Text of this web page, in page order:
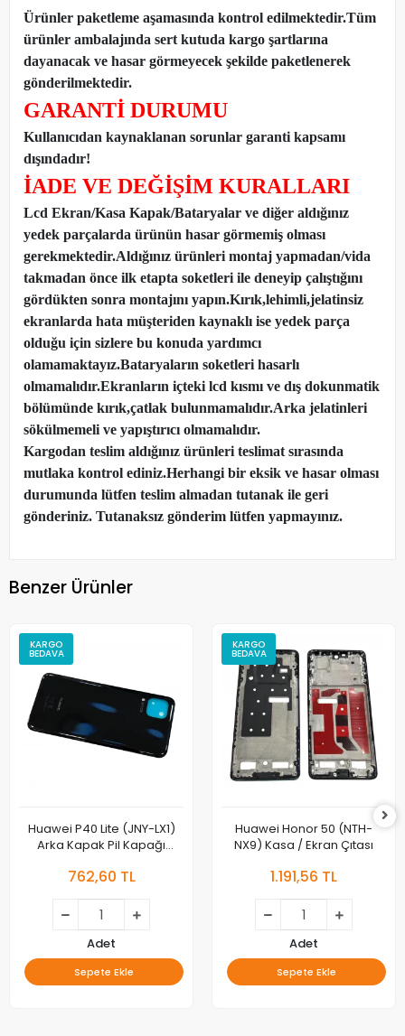
Ürünler paketleme aşamasında kontrol edilmektedir.Tüm
ürünler ambalajında sert kutuda kargo şartlarına
dayanacak ve hasar görmeyecek şekilde paketlenerek
gönderilmektedir.
GARANTİ DURUMU
Kullanıcıdan kaynaklanan sorunlar garanti kapsamı
dışındadır!
İADE VE DEĞİŞİM KURALLARI
Lcd Ekran/Kasa Kapak/Bataryalar ve diğer aldığınız
yedek parçalarda ürünün hasar görmemiş olması
gerekmektedir.Aldığınız ürünleri montaj yapmadan/vida
takmadan önce ilk etapta soketleri ile deneyip çalıştığını
gördükten sonra montajını yapın.Kırık,lehimli,jelatinsiz
ekranlarda hata müşteriden kaynaklı ise yedek parça
olduğu için sizlere bu konuda yardımcı
olamamaktayız.Bataryaların soketleri hasarlı
olmamalıdır.Ekranların içteki lcd kısmı ve dış dokunmatik
bölümünde kırık,çatlak bulunmamalıdır.Arka jelatinleri
sökülmemeli ve yapıştırıcı olmamalıdır.
Kargodan teslim aldığınız ürünleri teslimat sırasında
mutlaka kontrol ediniz.Herhangi bir eksik ve hasar olması
durumunda lütfen teslim almadan tutanak ile geri
gönderiniz. Tutanaksız gönderim lütfen yapmayınız.
Benzer Ürünler
KARGO
BEDAVA
Huawei P40 Lite (JNY-LX1)
Arka Kapak Pil Kapağı
762,60 TL
Adet
Sepete Ekle
KARGO
BEDAVA
Huawei Honor 50 (NTH-
NX9) Kasa / Ekran Çıtası
1.191,56 TL
Adet
Sepete Ekle